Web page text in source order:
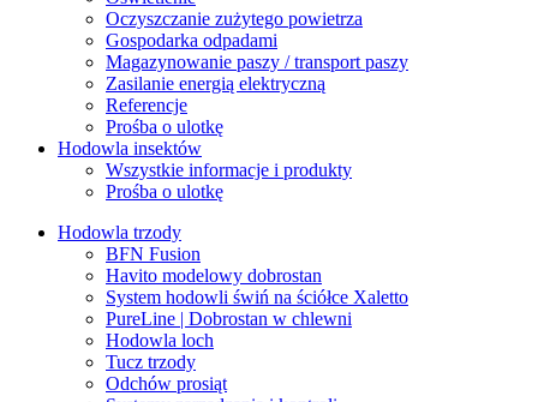
Oczyszczanie zużytego powietrza
Gospodarka odpadami
Magazynowanie paszy / transport paszy
Zasilanie energią elektryczną
Referencje
Prośba o ulotkę
Hodowla insektów
Wszystkie informacje i produkty
Prośba o ulotkę
Hodowla trzody
BFN Fusion
Havito modelowy dobrostan
System hodowli świń na ściółce Xaletto
PureLine | Dobrostan w chlewni
Hodowla loch
Tucz trzody
Odchów prosiąt